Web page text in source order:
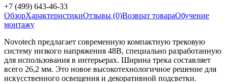
+7 (499) 643-46-33
ОбзорХарактеристикиОтзывы (0)Возврат товараОбучение
монтажу
Novotech предлагает современную компактную трековую
систему низкого напряжения 48В, специально разработанную
для использования в интерьерах. Ширина трека составляет
всего 26,2 мм. Это новое высокотехнологичное решение для
искусственного освещения и декоративной подсветки.